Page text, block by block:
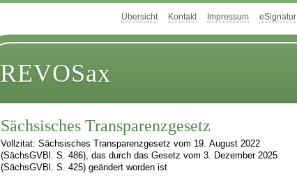
Übersicht Kontakt Impressum eSignatur
REVOSax
Sächsisches Transparenzgesetz
Vollzitat: Sächsisches Transparenzgesetz vom 19. August 2022
(SächsGVBl. S. 486), das durch das Gesetz vom 3. Dezember 2025
(SächsGVBl. S. 425) geändert worden ist